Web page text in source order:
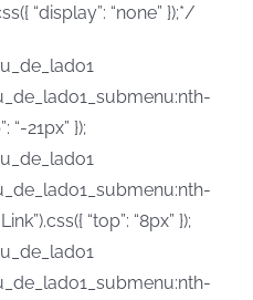
“display”: “none” });*/
“-21px” });
“top”: “8px” });